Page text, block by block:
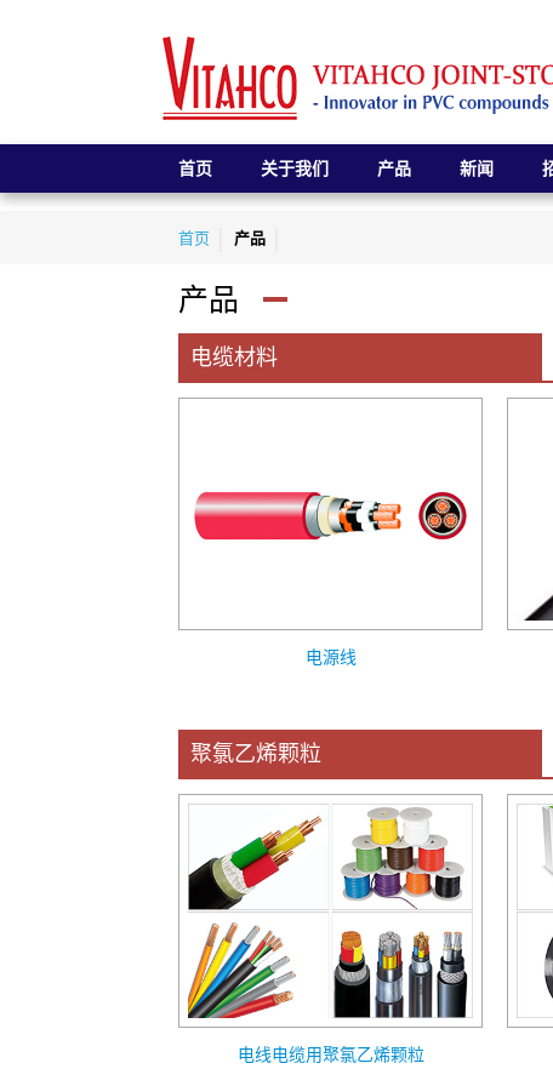
首页 关于我们 产品 新闻
首页 产品
产品
电缆材料
电源线
聚氯乙烯颗粒
电线电缆用聚氯乙烯颗粒